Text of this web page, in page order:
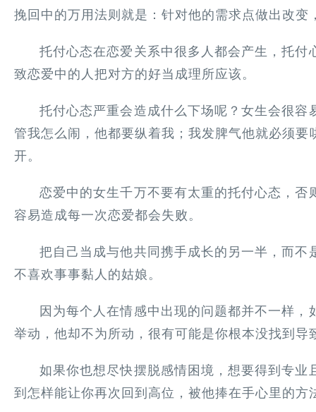
挽回中的万用法则就是：针对他的需求点做出改变
托付心态在恋爱关系中很多人都会产生，托
致恋爱中的人把对方的好当成理所应该。
托付心态严重会造成什么下场呢？女生会很
管我怎么闹，他都要纵着我；我发脾气他就必须
开。
恋爱中的女生千万不要有太重的托付心态，
容易造成每一次恋爱都会失败。
把自己当成与他共同携手成长的另一半，而
不喜欢事事黏人的姑娘。
因为每个人在情感中出现的问题都并不一样
举动，他却不为所动，很有可能是你根本没找到
如果你也想尽快摆脱感情困境，想要得到专
到怎样能让你再次回到高位，被他捧在手心里的方